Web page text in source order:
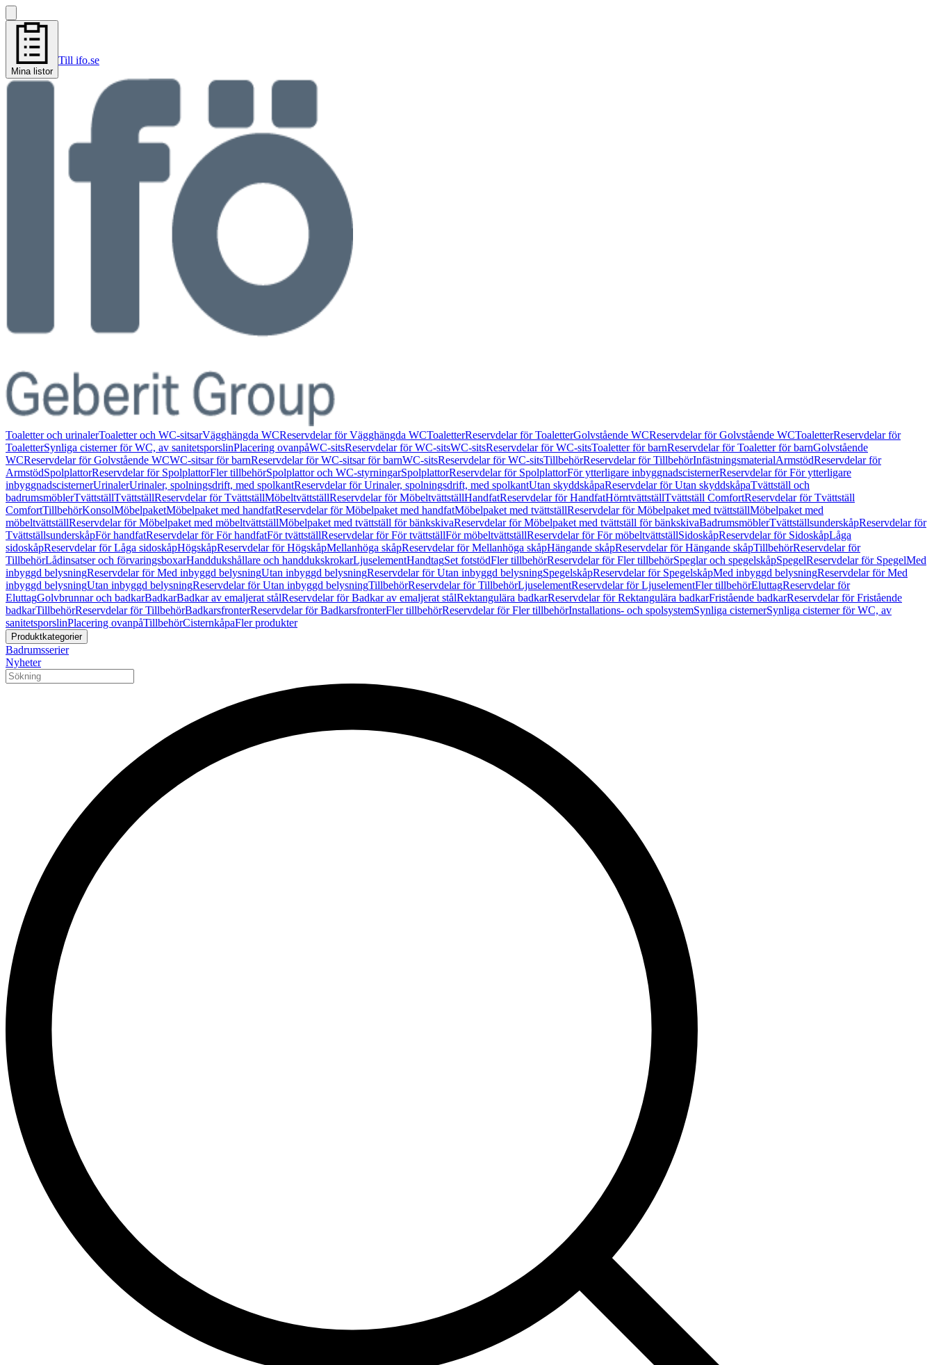
Mina listor
Till ifo.se
Toaletter och urinalerToaletter och WC-sitsarVägghängda WCReservdelar för Vägghängda WCToaletterReservdelar för ToaletterGolvstående WCReservdelar för Golvstående WCToaletterReservdelar för
ToaletterSynliga cisterner för WC, av sanitetsporslinPlacering ovanpåWC-sitsReservdelar för WC-sitsWC-sitsReservdelar för WC-sitsToaletter för barnReservdelar för Toaletter för barnGolvstående
WCReservdelar för Golvstående WCWC-sitsar för barnReservdelar för WC-sitsar för barnWC-sitsReservdelar för WC-sitsTillbehörReservdelar för TillbehörInfästningsmaterialArmstödReservdelar för
ArmstödSpolplattorReservdelar för SpolplattorFler tillbehörSpolplattor och WC-styrningarSpolplattorReservdelar för SpolplattorFör ytterligare inbyggnadscisternerReservdelar för För ytterligare
inbyggnadscisternerUrinalerUrinaler, spolningsdrift, med spolkantReservdelar för Urinaler, spolningsdrift, med spolkantUtan skyddskåpaReservdelar för Utan skyddskåpaTvättställ och
badrumsmöblerTvättställTvättställReservdelar för TvättställMöbeltvättställReservdelar för MöbeltvättställHandfatReservdelar för HandfatHörntvättställTvättställ ComfortReservdelar för Tvättställ
ComfortTillbehörKonsolMöbelpaketMöbelpaket med handfatReservdelar för Möbelpaket med handfatMöbelpaket med tvättställReservdelar för Möbelpaket med tvättställMöbelpaket med
möbeltvättställReservdelar för Möbelpaket med möbeltvättställMöbelpaket med tvättställ för bänkskivaReservdelar för Möbelpaket med tvättställ för bänkskivaBadrumsmöblerTvättställsunderskåpReservdelar för
TvättställsunderskåpFör handfatReservdelar för För handfatFör tvättställReservdelar för För tvättställFör möbeltvättställReservdelar för För möbeltvättställSidoskåpReservdelar för SidoskåpLåga
sidoskåpReservdelar för Låga sidoskåpHögskåpReservdelar för HögskåpMellanhöga skåpReservdelar för Mellanhöga skåpHängande skåpReservdelar för Hängande skåpTillbehörReservdelar för
TillbehörLådinsatser och förvaringsboxarHanddukshållare och handdukskrokarLjuselementHandtagSet fotstödFler tillbehörReservdelar för Fler tillbehörSpeglar och spegelskåpSpegelReservdelar för SpegelMed
inbyggd belysningReservdelar för Med inbyggd belysningUtan inbyggd belysningReservdelar för Utan inbyggd belysningSpegelskåpReservdelar för SpegelskåpMed inbyggd belysningReservdelar för Med
inbyggd belysningUtan inbyggd belysningReservdelar för Utan inbyggd belysningTillbehörReservdelar för TillbehörLjuselementReservdelar för LjuselementFler tillbehörEluttagReservdelar för
EluttagGolvbrunnar och badkarBadkarBadkar av emaljerat stålReservdelar för Badkar av emaljerat stålRektangulära badkarReservdelar för Rektangulära badkarFristående badkarReservdelar för Fristående
badkarTillbehörReservdelar för TillbehörBadkarsfronterReservdelar för BadkarsfronterFler tillbehörReservdelar för Fler tillbehörInstallations- och spolsystemSynliga cisternerSynliga cisterner för WC, av
sanitetsporslinPlacering ovanpåTillbehörCisternkåpaFler produkter
Produktkategorier
Badrumsserier
Nyheter